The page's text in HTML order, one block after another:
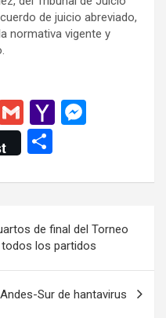
de juicio abreviado,
normativa vigente y
G
m
ail
Y
o
M
ail
n
er
m
p
ar
tir
de final del Torneo
los partidos
Sur de hantavirus